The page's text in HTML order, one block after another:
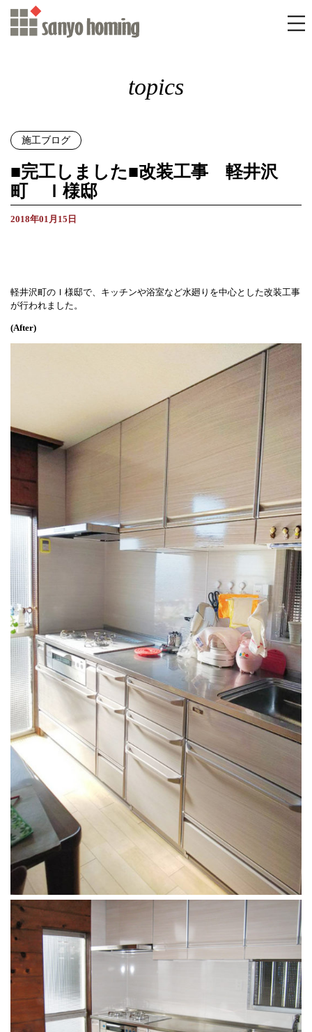
topics
施工ブログ
■完工しました■改装工事 軽井沢
町 Ｉ様邸
2018年01月15日
軽井沢町のＩ様邸で、キッチンや浴室など水廻りを中心とした改装工事
が行われました。
(After)